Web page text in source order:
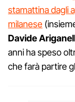
stamattina dagli
milanese
Davide
anni ha speso
che farà partire